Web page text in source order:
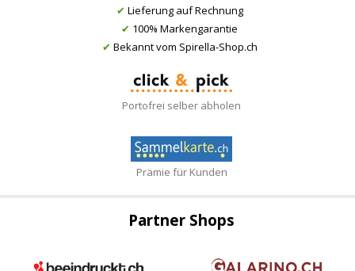
✔ Lieferung auf Rechnung
✔ 100% Markengarantie
✔ Bekannt vom Spirella-Shop.ch
Portofrei selber abholen
Prämie für Kunden
Partner Shops